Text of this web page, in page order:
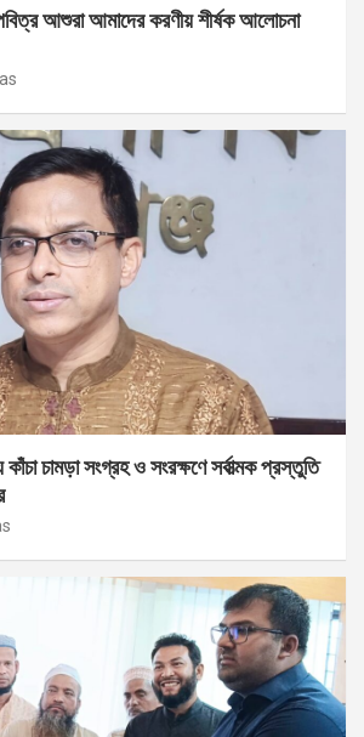
আশুরা আমাদের করণীয় শীর্ষক আলোচনা
চামড়া সংগ্রহ ও সংরক্ষণে সর্বাত্মক প্রস্তুতি